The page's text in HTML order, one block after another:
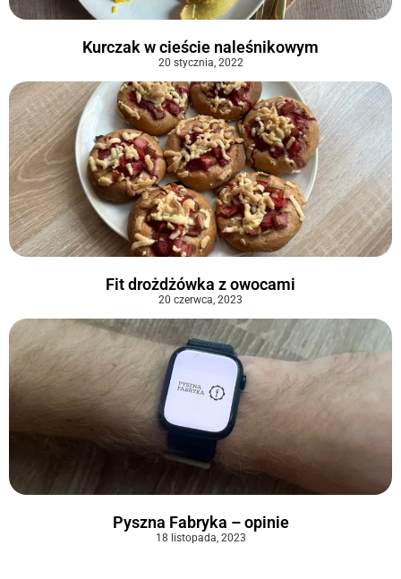
Kurczak w cieście naleśnikowym
20 stycznia, 2022
Fit drożdżówka z owocami
20 czerwca, 2023
Pyszna Fabryka – opinie
18 listopada, 2023